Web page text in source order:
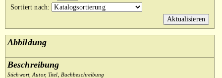
AGB
Sortiert nach:
Abbildung
Beschreibung
Stichwort, Autor, Titel, Buchbeschreibung